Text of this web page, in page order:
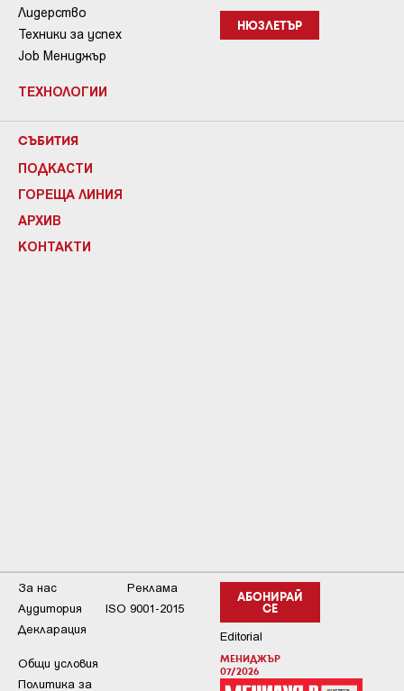
Лидерство
Техники за успех
Job Мениджър
ТЕХНОЛОГИИ
НЮЗЛЕТЪР
СЪБИТИЯ
ПОДКАСТИ
ГОРЕЩА ЛИНИЯ
АРХИВ
КОНТАКТИ
АБОНИРАЙ
СЕ
Editorial
МЕНИДЖЪР
07/2026
За нас
Реклама
Аудитория
ISO 9001-2015
Декларация
Общи условия
Пoлитикa зa